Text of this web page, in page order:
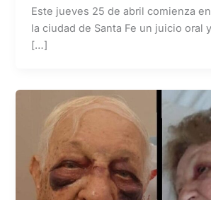
Este jueves 25 de abril comienza
la ciudad de Santa Fe un juicio oral
[…]